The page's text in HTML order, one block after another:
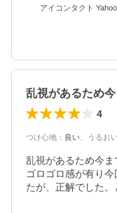
アイコンタクト
4
つけ心地 ： 良い うるお
乱視があるため今ま
ゴロゴロ感が有り
たが、正解でした。